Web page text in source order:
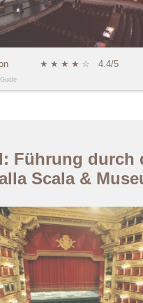
★ ★ ★ ★ ☆ 4.4/5
Führung durch
Scala &